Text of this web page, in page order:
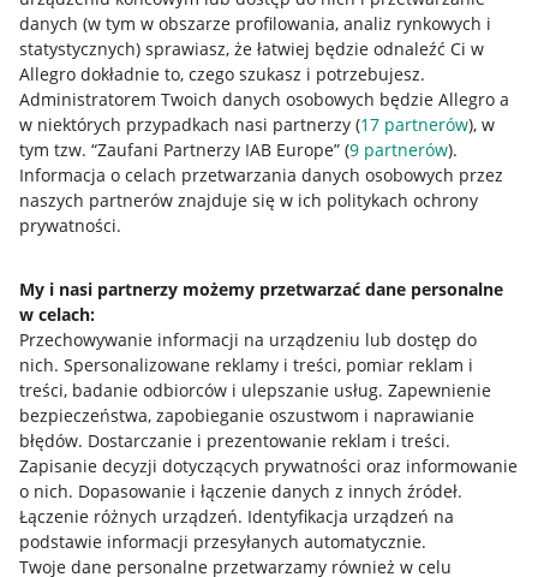
danych (w tym w obszarze profilowania, analiz rynkowych i
statystycznych) sprawiasz, że łatwiej będzie odnaleźć Ci w
Allegro dokładnie to, czego szukasz i potrzebujesz.
Administratorem Twoich danych osobowych będzie Allegro a
w niektórych przypadkach nasi partnerzy (17 partnerów), w
tym tzw. “Zaufani Partnerzy IAB Europe” (9 partnerów).
Informacja o celach przetwarzania danych osobowych przez
naszych partnerów znajduje się w ich politykach ochrony
prywatności.
My i nasi partnerzy możemy przetwarzać dane personalne
w celach:
Przechowywanie informacji na urządzeniu lub dostęp do
nich. Spersonalizowane reklamy i treści, pomiar reklam i
treści, badanie odbiorców i ulepszanie usług. Zapewnienie
bezpieczeństwa, zapobieganie oszustwom i naprawianie
błędów. Dostarczanie i prezentowanie reklam i treści.
Zapisanie decyzji dotyczących prywatności oraz informowanie
o nich. Dopasowanie i łączenie danych z innych źródeł.
Łączenie różnych urządzeń. Identyfikacja urządzeń na
podstawie informacji przesyłanych automatycznie.
Twoje dane personalne przetwarzamy również w celu
Nawigacja
Przydatne informacje
Jak to działa
Allegro Gadane dla sprzedających
Allegro Gadane dla kupujących
Mapa miejscowości
Informacje prawne
Regulamin
Polityka plików "cookies"